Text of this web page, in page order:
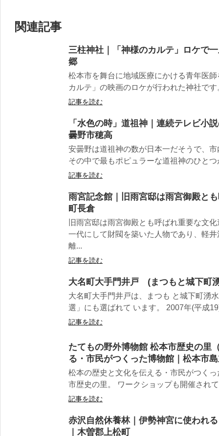
関連記事
三柱神社｜「神様のカルテ」ロケで
郷
松本市を舞台に地域医療にかける青年医
カルテ」の映画のロケが行われた神社で
記事を読む
「水色の時」道祖神｜連続テレビ小
曇野市穂高
安曇野は道祖神の数が日本一だそうで、
その中で最もポピュラーな道祖神のひと
記事を読む
雨宮記念館｜旧雨宮邸は雨宮御殿と
町長倉
旧雨宮邸は雨宮御殿とも呼ばれ重要な文
一代にして財閥を築いた人物であり、軽
離...
記事を読む
大名町大手門井戸 (まつもと城下町
大名町大手門井戸は、まつも と城下町湧
選」にも選ばれて います。 2007年(平成
記事を読む
たてもの野外博物館 松本市歴史の里
る・市民がつくった博物館｜松本市
松本の歴史と文化を伝える・市民がつく
市歴史の里。 ワークショップも開催され
記事を読む
赤沢自然休養林｜伊勢神宮に使われ
｜木曽郡上松町